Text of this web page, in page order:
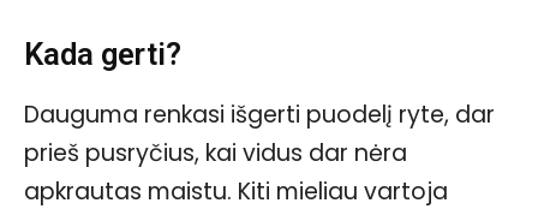
Kada gerti?
Dauguma renkasi išgerti puodelį ryte, dar
prieš pusryčius, kai vidus dar nėra
apkrautas maistu. Kiti mieliau vartoja